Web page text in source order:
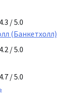
/ 5.0
(Банкетхолл)
/ 5.0
/ 5.0